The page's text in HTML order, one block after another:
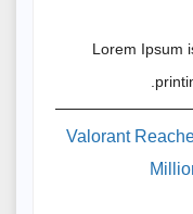
Lorem Ipsum
Valorant